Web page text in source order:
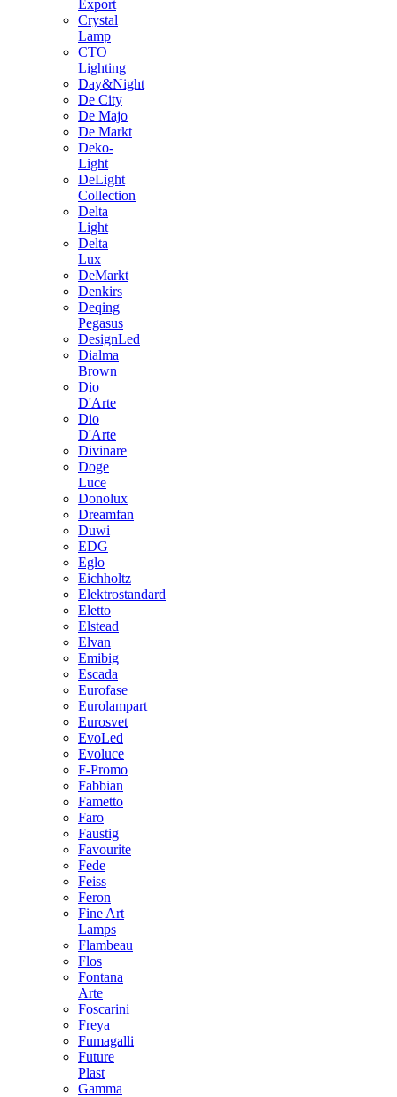
Export
Crystal
Lamp
CTO
Lighting
Day&Night
De City
De Majo
De Markt
Deko-
Light
DeLight
Collection
Delta
Light
Delta
Lux
DeMarkt
Denkirs
Deqing
Pegasus
DesignLed
Dialma
Brown
Dio
D'Arte
Dio
D'Arte
Divinare
Doge
Luce
Donolux
Dreamfan
Duwi
EDG
Eglo
Eichholtz
Elektrostandard
Eletto
Elstead
Elvan
Emibig
Escada
Eurofase
Eurolampart
Eurosvet
EvoLed
Evoluce
F-Promo
Fabbian
Fametto
Faro
Faustig
Favourite
Fede
Feiss
Feron
Fine Art
Lamps
Flambeau
Flos
Fontana
Arte
Foscarini
Freya
Fumagalli
Future
Plast
Gamma